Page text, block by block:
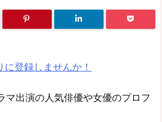
登録しませんか！
マ出演の人気俳優や女優のプロフ